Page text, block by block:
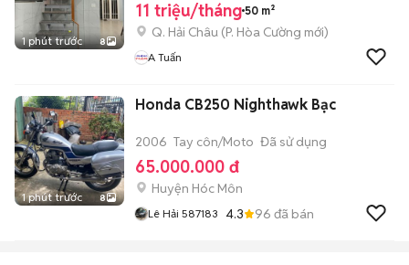
1 phút trước 8
11 triệu/tháng 50 m²
Q. Hải Châu (P. Hòa Cường mới)
A Tuấn
1 phút trước 8
Honda CB250 Nighthawk Bạc
2006 Tay côn/Moto Đã sử dụng
65.000.000 đ
Huyện Hóc Môn
Lê Hải 587183 4.3 96 đã bán